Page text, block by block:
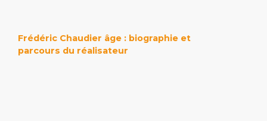
Frédéric Chaudier âge : biographie et
parcours du réalisateur